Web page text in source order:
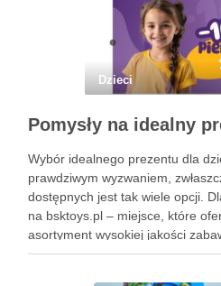
Dzieci
Wybór idealnego prezentu dla
prawdziwym wyzwaniem,
dostępnych jest tak wiele opcji.
na bsktoys.pl – miejsce, które
asortyment wysokiej jakości
bezpieczeństwa i trwałości.